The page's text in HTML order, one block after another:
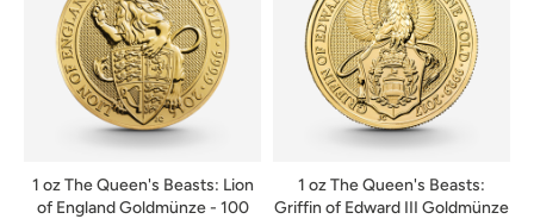
1 oz The Queen's Beasts: Lion
of England Goldmünze - 100
1 oz The Queen's Beasts:
Griffin of Edward III Goldmünze